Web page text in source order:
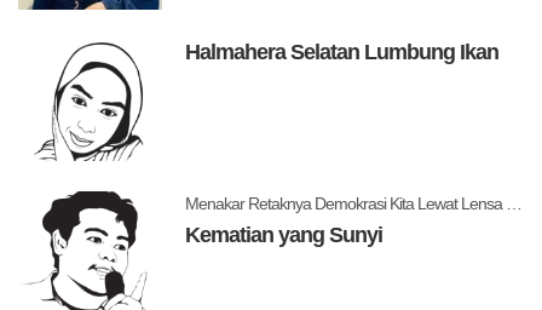
Halmahera Selatan Lumbung Ikan
Kematian yang Sunyi